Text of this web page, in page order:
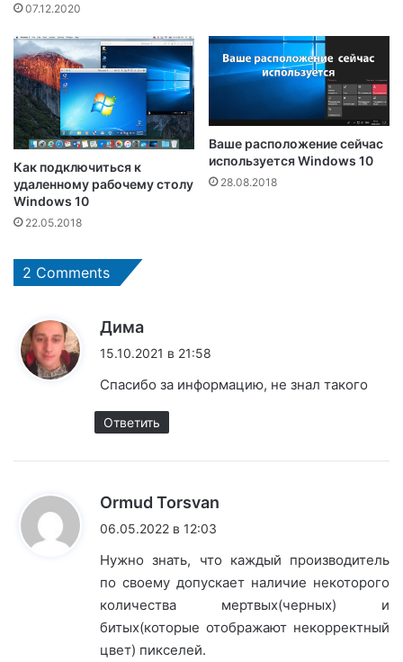
07.12.2020
Как подключиться к
удаленному рабочему столу
Windows 10
22.05.2018
Ваше расположение сейчас
используется Windows 10
28.08.2018
2 Comments
Дима
15.10.2021 в 21:58
Спасибо за информацию, не знал такого
Ответить
Ormud Torsvan
06.05.2022 в 12:03
Нужно знать, что каждый производитель
по своему допускает наличие некоторого
количества мертвых(черных) и
битых(которые отображают некорректный
цвет) пикселей.